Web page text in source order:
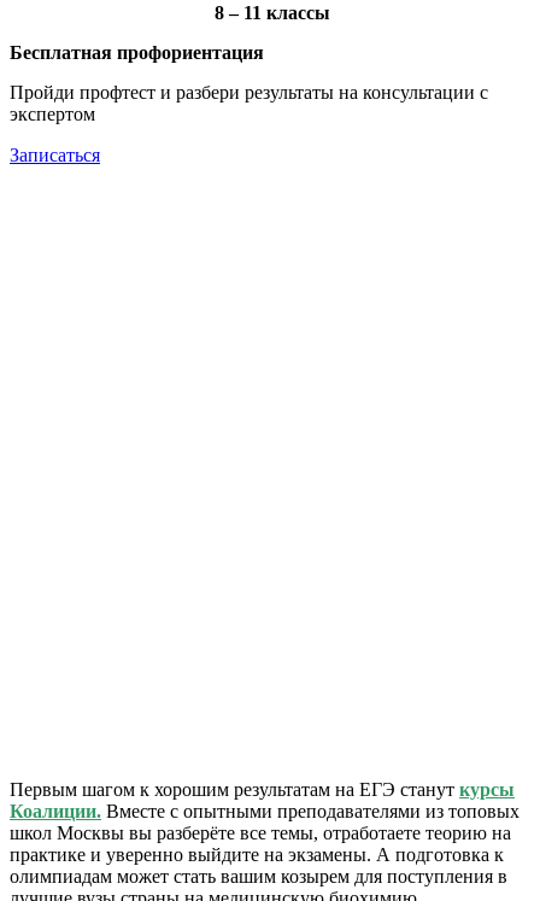
8 – 11 классы
Бесплатная профориентация
Пройди профтест и разбери результаты на консультации с
экспертом
Записаться
Первым шагом к хорошим результатам на ЕГЭ станут курсы
Коалиции. Вместе с опытными преподавателями из топовых
школ Москвы вы разберёте все темы, отработаете теорию на
практике и уверенно выйдите на экзамены. А подготовка к
олимпиадам может стать вашим козырем для поступления в